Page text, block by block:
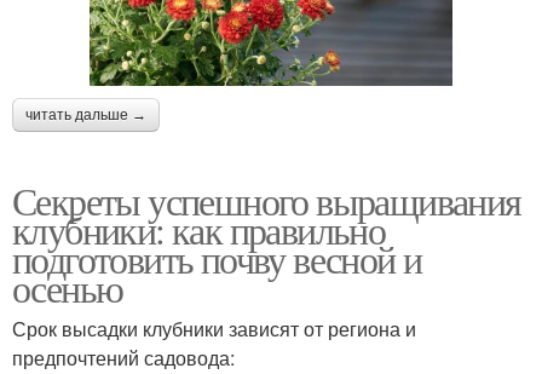
читать дальше →
Секреты успешного выращивания
клубники: как правильно
подготовить почву весной и
осенью
Срок высадки клубники зависят от региона и
предпочтений садовода: